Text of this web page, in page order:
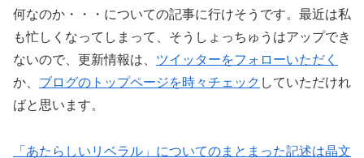
何なのか・・・についての記事に行けそうです。最近は私
も忙しくなってしまって、そうしょっちゅうはアップでき
ないので、更新情報は、 ツイッターをフォローいただく
か、 ブログのトップページを時々チェック していただけれ
ばと思います。
「あたらしいリベラル」についてのまとまった記述は晶文